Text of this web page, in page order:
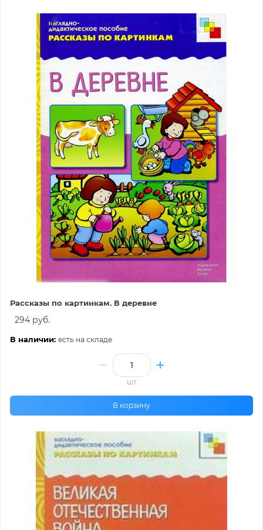
Рассказы по картинкам. В деревне
294 руб.
В наличии: есть на складе
шт
В корзину